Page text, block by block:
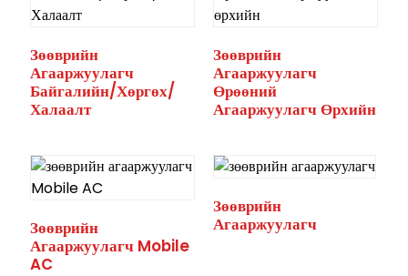
Зөөврийн
Агааржуулагч
Байгалийн/Хөргөх/
Халаалт
Зөөврийн
Агааржуулагч
Өрөөний
Агааржуулагч Өрхийн
Зөөврийн
Агааржуулагч Mobile
AC
Зөөврийн
Агааржуулагч